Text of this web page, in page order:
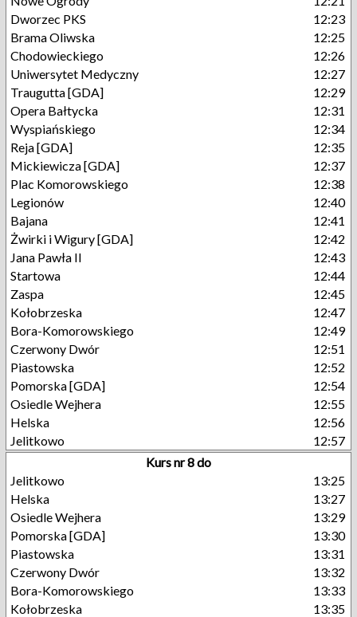
Dworzec PKS
12:23
Brama Oliwska
12:25
Chodowieckiego
12:26
Uniwersytet Medyczny
12:27
Traugutta [GDA]
12:29
Opera Bałtycka
12:31
Wyspiańskiego
12:34
Reja [GDA]
12:35
Mickiewicza [GDA]
12:37
Plac Komorowskiego
12:38
Legionów
12:40
Bajana
12:41
Żwirki i Wigury [GDA]
12:42
Jana Pawła II
12:43
Startowa
12:44
Zaspa
12:45
Kołobrzeska
12:47
Bora-Komorowskiego
12:49
Czerwony Dwór
12:51
Piastowska
12:52
Pomorska [GDA]
12:54
Osiedle Wejhera
12:55
Helska
12:56
Jelitkowo
12:57
Kurs nr 8 do
Jelitkowo
13:25
Helska
13:27
Osiedle Wejhera
13:29
Pomorska [GDA]
13:30
Piastowska
13:31
Czerwony Dwór
13:32
Bora-Komorowskiego
13:33
Kołobrzeska
13:35